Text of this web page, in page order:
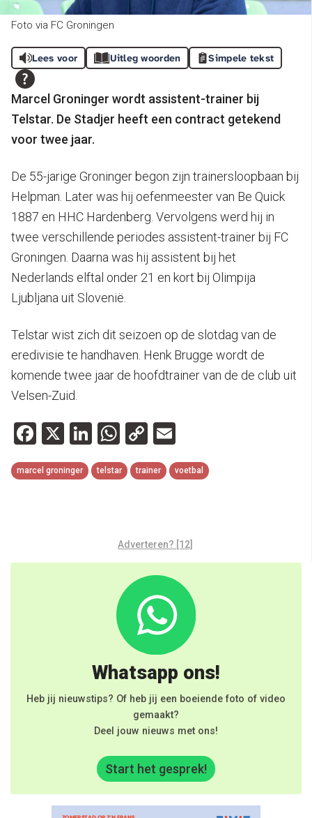
Foto via FC Groningen
Lees voor Uitleg woorden Simpele tekst
Marcel Groninger wordt assistent-trainer bij
Telstar. De Stadjer heeft een contract getekend
voor twee jaar.
De 55-jarige Groninger begon zijn trainersloopbaan bij
Helpman. Later was hij oefenmeester van Be Quick
1887 en HHC Hardenberg. Vervolgens werd hij in
twee verschillende periodes assistent-trainer bij FC
Groningen. Daarna was hij assistent bij het
Nederlands elftal onder 21 en kort bij Olimpija
Ljubljana uit Slovenië.
Telstar wist zich dit seizoen op de slotdag van de
eredivisie te handhaven. Henk Brugge wordt de
komende twee jaar de hoofdtrainer van de de club uit
Velsen-Zuid.
Facebook
X LinkedIn
WhatsApp
Copy
Link
marcel groninger telstar trainer voetbal
Adverteren? [12]
Whatsapp ons!
Heb jij nieuwstips? Of heb jij een boeiende foto of video
gemaakt?
Deel jouw nieuws met ons!
Start het gesprek!